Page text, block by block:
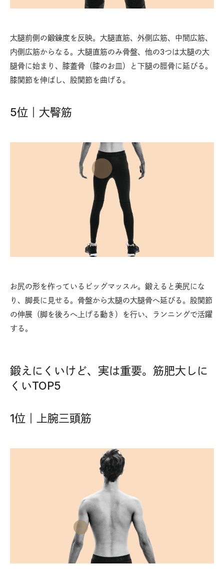
太腿前側の鍛錬度を反映。大腿直筋、外側広筋、中間広筋、
内側広筋からなる。大腿直筋のみ骨盤、他の3つは太腿の大
腿骨に始まり、膝蓋骨（膝のお皿）と下腿の脛骨に延びる。
膝関節を伸ばし、股関節を曲げる。
5位｜大臀筋
お尻の形を作っているビッグマッスル。鍛えると美尻にな
り、脚長に見せる。骨盤から太腿の大腿骨へ延びる。股関節
の伸展（脚を後ろへ上げる動き）を行い、ランニングで活躍
する。
鍛えにくいけど、実は重要。筋肥大しに
くいTOP5
1位｜上腕三頭筋